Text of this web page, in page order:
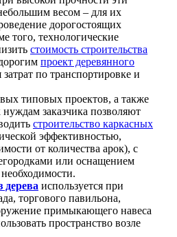
весом – для их
дорогостоящих
того, технологические
стоимость строительства
проект деревянного
по транспортировке и
типовых проектов, а также
заказчика позволяют
строительство каркасных
эффективностью,
от количества арок), с
или оснащением
дерева используется при
торгового павильона,
примыкающего навеса
пространство возле